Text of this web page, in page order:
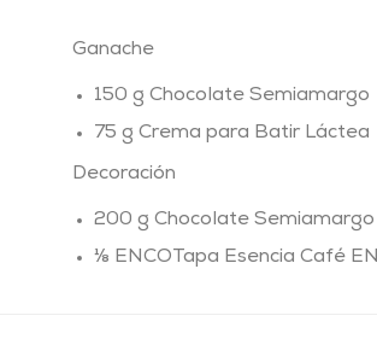
Ganache
150 g Chocolate Semiamargo
75 g Crema para Batir Láctea
Decoración
200 g Chocolate Semiamargo
⅛ ENCOTapa Esencia Café